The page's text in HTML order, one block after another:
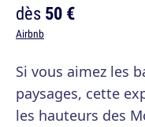
dès50 €
Airbnb
Si vous aimez les
paysages, cette
les hauteurs des